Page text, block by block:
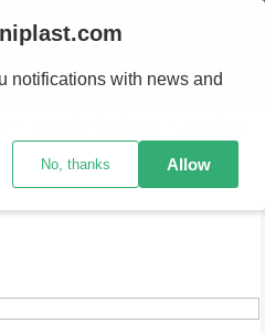
notifications with news and
No, thanks Allow